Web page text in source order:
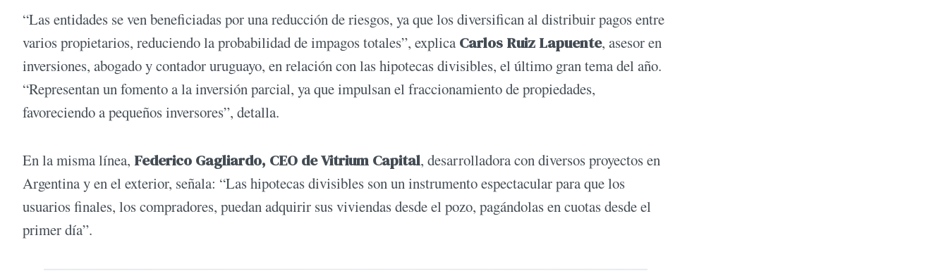
“Las entidades se ven beneficiadas por una reducción de riesgos, ya que los diversifican al distribuir pagos entre
varios propietarios, reduciendo la probabilidad de impagos totales”, explica Carlos Ruiz Lapuente, asesor en
inversiones, abogado y contador uruguayo, en relación con las hipotecas divisibles, el último gran tema del año.
“Representan un fomento a la inversión parcial, ya que impulsan el fraccionamiento de propiedades,
favoreciendo a pequeños inversores”, detalla.
En la misma línea, Federico Gagliardo, CEO de Vitrium Capital, desarrolladora con diversos proyectos en
Argentina y en el exterior, señala: “Las hipotecas divisibles son un instrumento espectacular para que los
usuarios finales, los compradores, puedan adquirir sus viviendas desde el pozo, pagándolas en cuotas desde el
primer día”.